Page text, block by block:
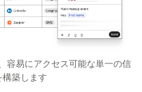
容易にアクセス可能な単一の信
築します